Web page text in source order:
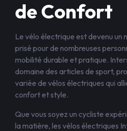
de Confort
Le vélo électrique est devenu un
prisé pour de nombreuses
mobilité durable et pratique.
domaine des articles de sport,
variée de vélos électriques qui
confort et style.
Que vous soyez un cycliste
la matière, les vélos électriques